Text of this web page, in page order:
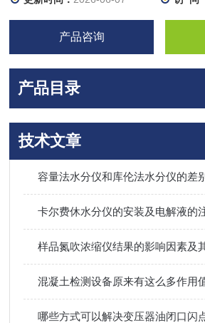
速定量定性分析识别和含量测试。
产品咨询
产品目录
技术文章
容量法水分仪和库伦法水分仪的差别
卡尔费休水分仪的安装及电解液的
样品氮吹浓缩仪结果的影响因素及
混凝土检测设备原来有这么多作用
哪些方式可以解决变压器油闭口闪